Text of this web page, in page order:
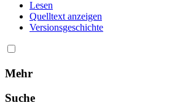
Lesen
Quelltext anzeigen
Versionsgeschichte
Mehr
Suche